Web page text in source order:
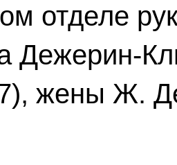
отделе
Дежерин-
жены Ж.